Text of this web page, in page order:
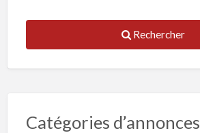
Rechercher
Catégories d’annonces